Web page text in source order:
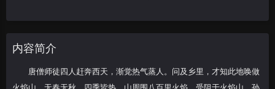
内容简介
唐僧师徒四人赶奔西天，渐觉热气蒸人。问及乡里，才知此地唤做